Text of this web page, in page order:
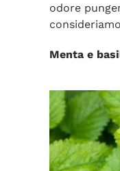
odore
Menta e